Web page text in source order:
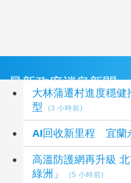
最新政府消息新聞
大林蒲遷村進度穩
型
(3 小時前)
AI回收新里程 宜蘭
高溫防護網再升級 北市府廣邀民間打造「城市
綠洲」
(5 小時前)